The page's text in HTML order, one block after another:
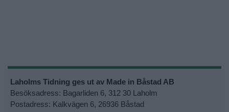
Laholms Tidning ges ut av Made in Båstad AB
Besöksadress: Bagarliden 6, 312 30 Laholm
Postadress: Kalkvägen 6, 26936 Båstad